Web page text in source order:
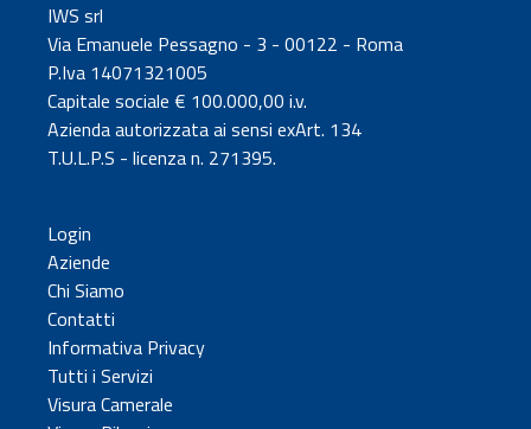
IWS srl
Via Emanuele Pessagno - 3 - 00122 - Roma
P.Iva 14071321005
Capitale sociale € 100.000,00 i.v.
Azienda autorizzata ai sensi exArt. 134
T.U.L.P.S - licenza n. 271395.
Login
Aziende
Chi Siamo
Contatti
Informativa Privacy
Tutti i Servizi
Visura Camerale